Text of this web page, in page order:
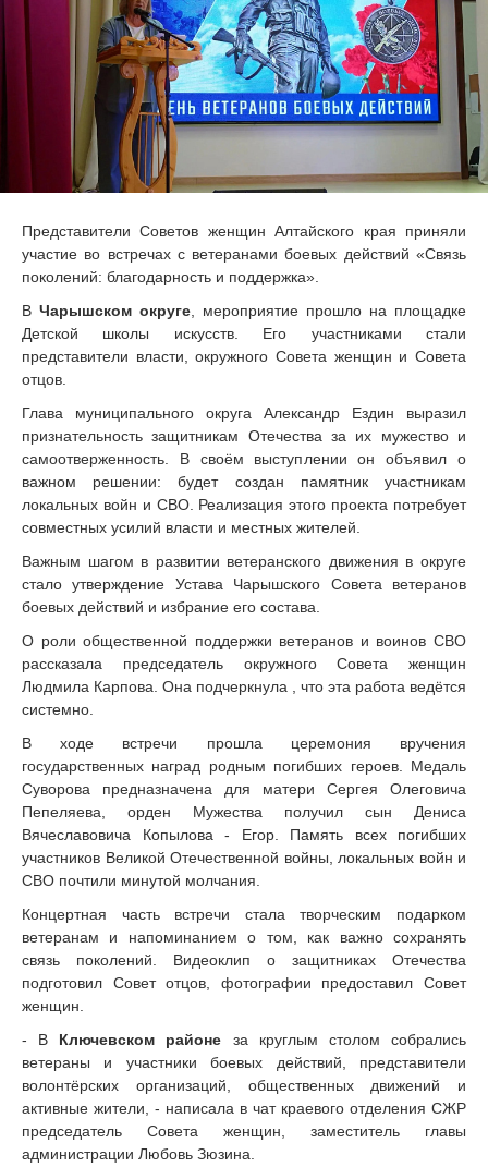
Представители Советов женщин Алтайского края приняли
участие во встречах с ветеранами боевых действий «Связь
поколений: благодарность и поддержка».
В Чарышском округе , мероприятие прошло на площадке
Детской школы искусств. Его участниками стали
представители власти, окружного Совета женщин и Совета
отцов.
Глава муниципального округа Александр Ездин выразил
признательность защитникам Отечества за их мужество и
самоотверженность. В своём выступлении он объявил о
важном решении: будет создан памятник участникам
локальных войн и СВО. Реализация этого проекта потребует
совместных усилий власти и местных жителей.
Важным шагом в развитии ветеранского движения в округе
стало утверждение Устава Чарышского Совета ветеранов
боевых действий и избрание его состава.
О роли общественной поддержки ветеранов и воинов СВО
рассказала председатель окружного Совета женщин
Людмила Карпова. Она подчеркнула , что эта работа ведётся
системно.
В ходе встречи прошла церемония вручения
государственных наград родным погибших героев. Медаль
Суворова предназначена для матери Сергея Олеговича
Пепеляева, орден Мужества получил сын Дениса
Вячеславовича Копылова - Егор. Память всех погибших
участников Великой Отечественной войны, локальных войн и
СВО почтили минутой молчания.
Концертная часть встречи стала творческим подарком
ветеранам и напоминанием о том, как важно сохранять
связь поколений. Видеоклип о защитниках Отечества
подготовил Совет отцов, фотографии предоставил Совет
женщин.
- В Ключевском районе за круглым столом собрались
ветераны и участники боевых действий, представители
волонтёрских организаций, общественных движений и
активные жители, - написала в чат краевого отделения СЖР
председатель Совета женщин, заместитель главы
администрации Любовь Зюзина.